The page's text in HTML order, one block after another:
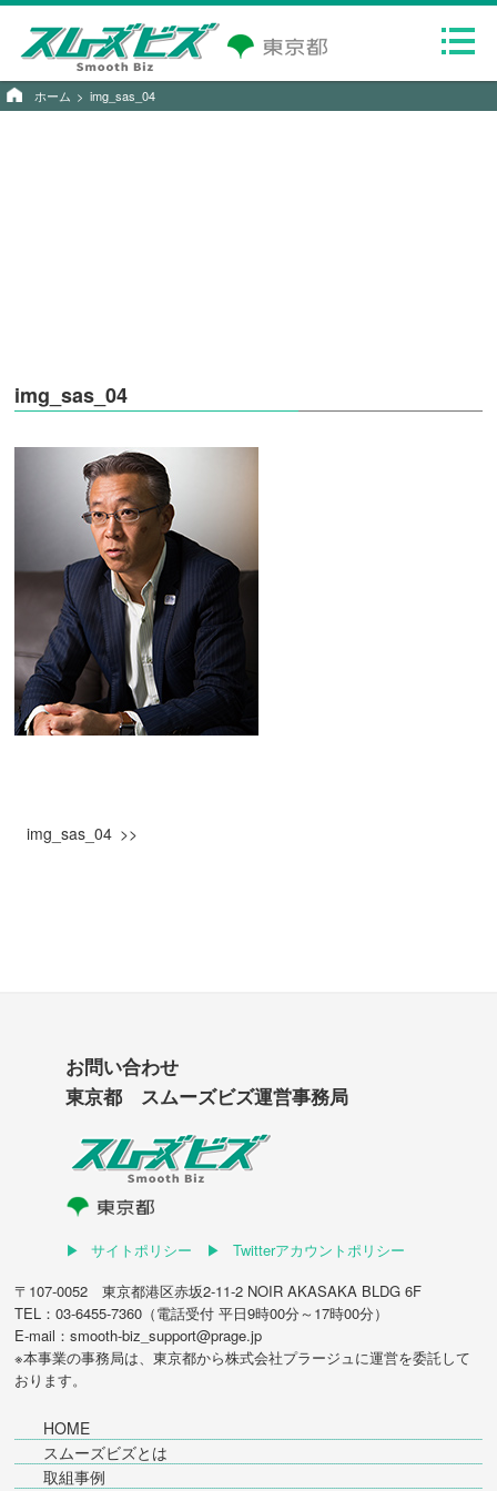
ホーム img_sas_04
img_sas_04
img_sas_04
お問い合わせ
東京都 スムーズビズ運営事務局
サイトポリシー
Twitterアカウントポリシー
〒107-0052 東京都港区赤坂2-11-2 NOIR AKASAKA BLDG 6F
TEL：03-6455-7360（電話受付 平日9時00分～17時00分）
E-mail：smooth-biz_support@prage.jp
※本事業の事務局は、東京都から株式会社プラージュに運営を委託して
おります。
HOME
スムーズビズとは
取組事例